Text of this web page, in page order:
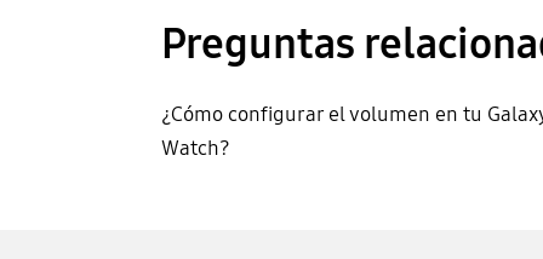
Preguntas
¿Cómo configurar el volumen en tu
Watch?